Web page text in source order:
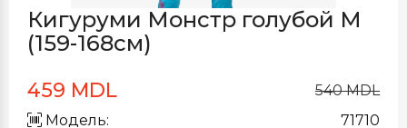
Кигуруми Монстр голубой M
(159-168см)
459 MDL
540 MDL
Модель:
71710